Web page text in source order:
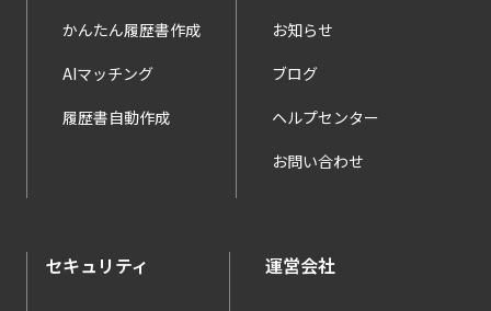
かんたん履歴書作成
AIマッチング
履歴書自動作成
お知らせ
ブログ
ヘルプセンター
お問い合わせ
セキュリティ 運営会社